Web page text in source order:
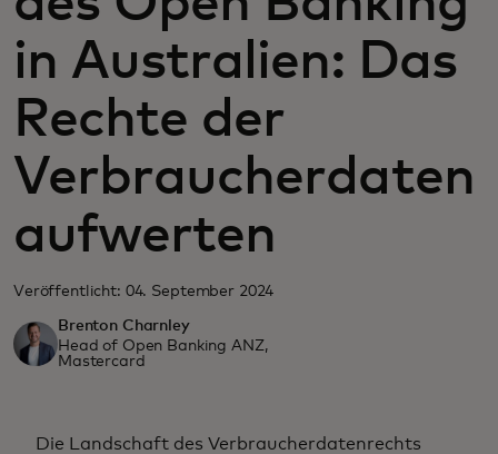
Für Innovatoren
Neuigkeiten und Trends
in Australien: Das
Rechte der
Verbraucherdaten
aufwerten
Veröffentlicht: 04. September 2024
Brenton Charnley
Head of Open Banking ANZ,
Mastercard
Die Landschaft des Verbraucherdatenrechts